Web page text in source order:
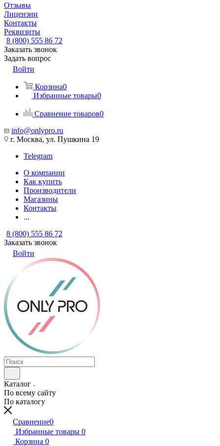
Отзывы
Лицензии
Контакты
Реквизиты
8 (800) 555 86 72
Заказать звонок
Задать вопрос
Войти
Корзина0
Избранные товары0
Сравнение товаров0
info@onlypro.ru
г. Москва, ул. Пушкина 19
Telegram
О компании
Как купить
Производители
Магазины
Контакты
...
8 (800) 555 86 72
Заказать звонок
Войти
Каталог
По всему сайту
По каталогу
Сравнение0
Избранные товары 0
Корзина 0